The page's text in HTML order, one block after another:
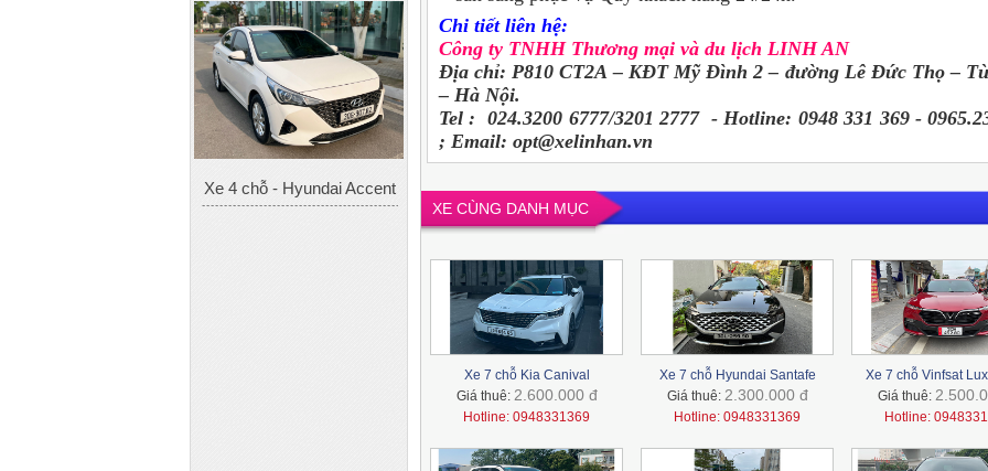
Chi tiết liên hệ:
Công ty TNHH Thương mại và du lịch LINH AN
Địa chỉ: P810 CT2A – KĐT Mỹ Đình 2 – đường Lê Đức Thọ –
– Hà Nội.
Tel : 024.3200 6777/3201 2777 - Hotline: 0948 331 369 -
; Email: opt@xelinhan.vn
XE CÙNG DANH MỤC
Xe 7 chỗ Kia Canival
Giá thuê: 2.600.000 đ
Hotline: 0948331369
Xe 7 chỗ Hyundai Santafe
Giá thuê: 2.300.000 đ
Hotline: 0948331369
Xe 7 chỗ Vinfsat
Giá thuê:
Hotline: